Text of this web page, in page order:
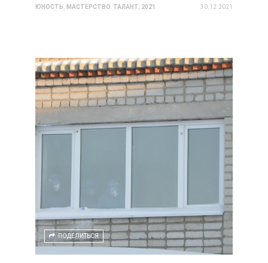
ЮНОСТЬ. МАСТЕРСТВО. ТАЛАНТ. 2021 30.12.2021
ПОДЕЛИТЬСЯ